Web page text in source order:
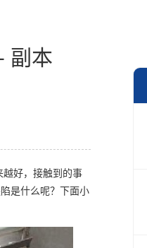
副本
好，接触到的事
是什么呢？下面小